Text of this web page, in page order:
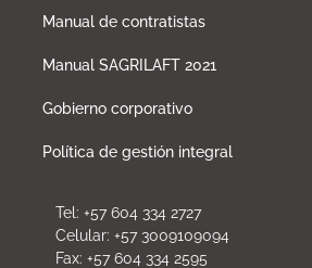
Manual de contratistas
Manual SAGRILAFT 2021
Gobierno corporativo
Política de gestión integral
Tel: +57 604 334 2727
Celular: +57 3009109094
Fax: +57 604 334 2595